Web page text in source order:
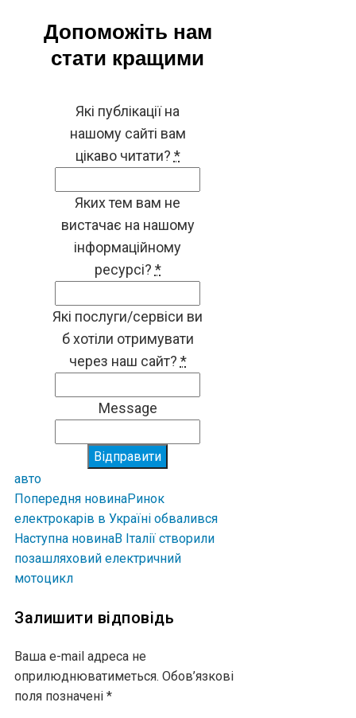
Допоможіть нам
стати кращими
Які публікації на
нашому сайті вам
цікаво читати? *
Яких тем вам не
вистачає на нашому
інформаційному
ресурсі? *
Які послуги/сервіси ви
б хотіли отримувати
через наш сайт? *
Message
Відправити
авто
Попередня новинаРинок
електрокарів в Україні обвалився
Наступна новинаВ Італії створили
позашляховий електричний
мотоцикл
Залишити відповідь
Ваша e-mail адреса не
оприлюднюватиметься. Обов’язкові
поля позначені *